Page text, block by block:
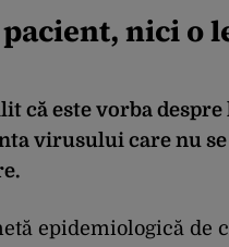
nici o
că este vorba
virusului care nu
epidemiologică de